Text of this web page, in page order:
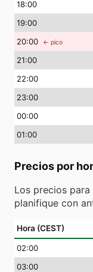
18:00
19:00
20:00 ← pico
21:00
22:00
23:00
00:00
01:00
Precios por
Los precios
planifique con
Hora (CEST)
02:00
03:00